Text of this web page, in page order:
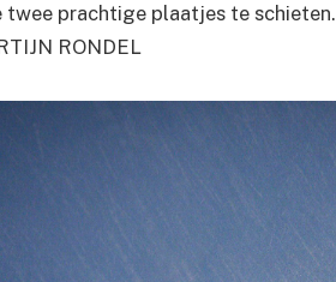
twee prachtige plaatjes te schieten.
RONDEL